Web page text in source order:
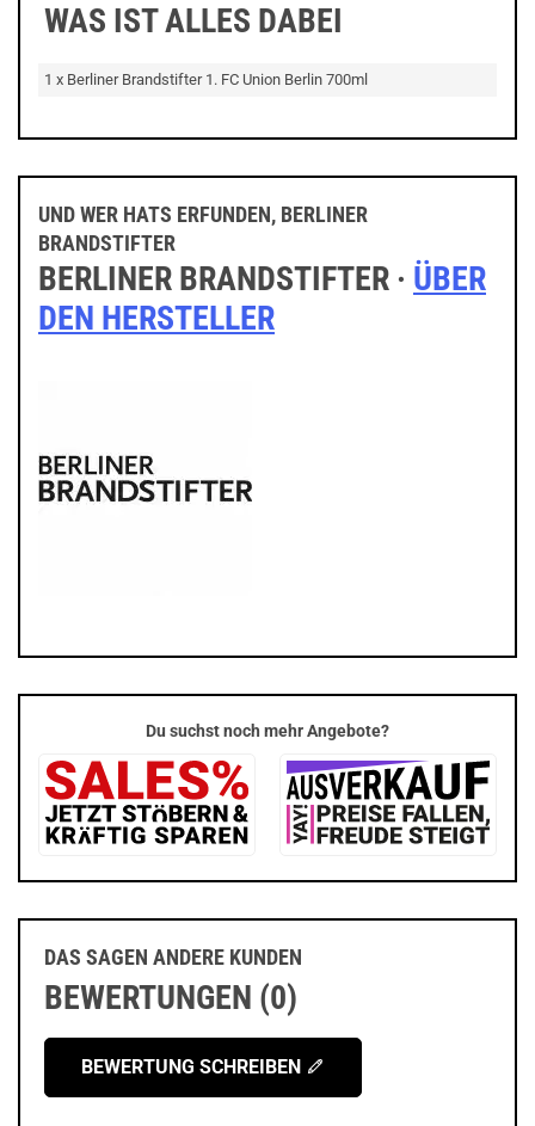
WAS IST ALLES DABEI
1 x Berliner Brandstifter 1. FC Union Berlin 700ml
UND WER HATS ERFUNDEN, BERLINER
BRANDSTIFTER
BERLINER BRANDSTIFTER · ÜBER
DEN HERSTELLER
Du suchst noch mehr Angebote?
DAS SAGEN ANDERE KUNDEN
BEWERTUNGEN (0)
BEWERTUNG SCHREIBEN